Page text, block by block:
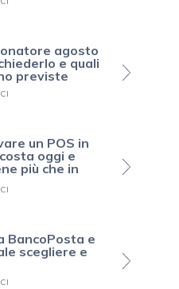
agosto
e quali
previste
un POS in
oggi e
più che in
BancoPosta e
scegliere e